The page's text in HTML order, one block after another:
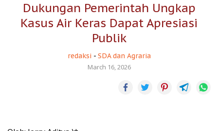
Dukungan Pemerintah Ungkap
Kasus Air Keras Dapat Apresiasi
Publik
redaksi - SDA dan Agraria
March 16, 2026